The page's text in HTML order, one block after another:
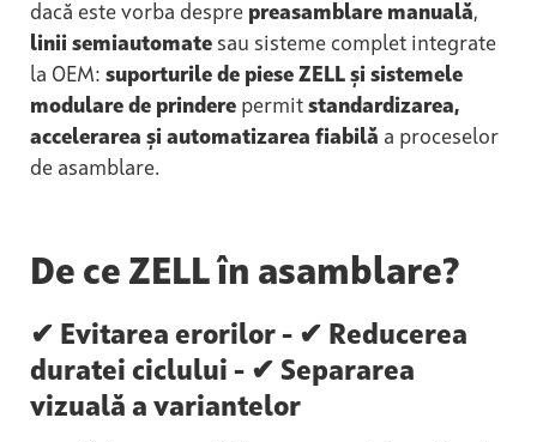
dacă este vorba despre preasamblare manuală,
linii semiautomate sau sisteme complet integrate
la OEM: suporturile de piese ZELL și sistemele
modulare de prindere permit standardizarea,
accelerarea și automatizarea fiabilă a proceselor
de asamblare.
De ce ZELL în asamblare?
✔ Evitarea erorilor - ✔ Reducerea
duratei ciclului - ✔ Separarea
vizuală a variantelor